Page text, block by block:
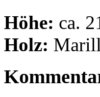
Höhe: ca.
Holz: